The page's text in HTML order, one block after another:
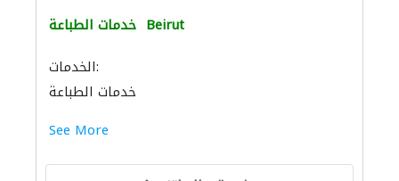
خدمات الطباعة Beirut
الخدمات:
خدمات الطباعة
See More